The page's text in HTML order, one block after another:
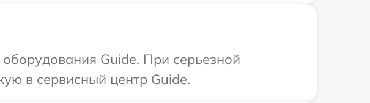
Guide. При серьезной
в сервисный центр Guide.